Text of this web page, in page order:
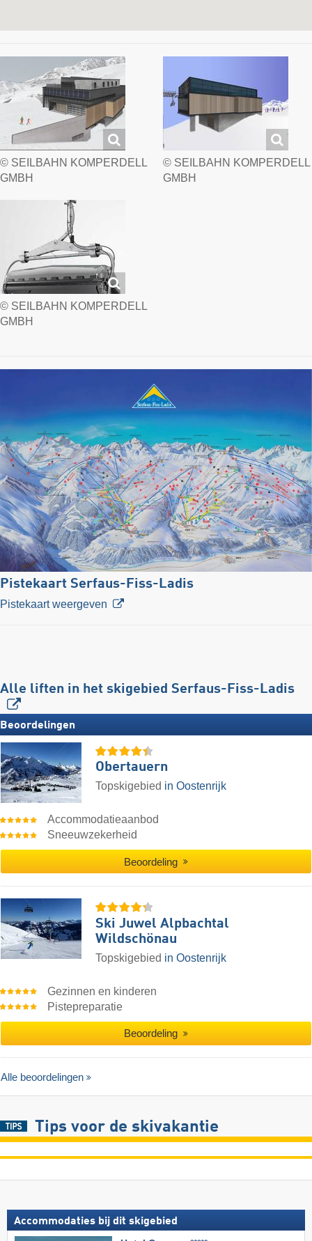
© SEILBAHN KOMPERDELL
GMBH
© SEILBAHN KOMPERDELL
GMBH
© SEILBAHN KOMPERDELL
GMBH
Pistekaart Serfaus-Fiss-Ladis
Pistekaart weergeven
Alle liften in het skigebied Serfaus-Fiss-Ladis
Beoordelingen
Obertauern
Topskigebied in Oostenrijk
Accommodatieaanbod
Sneeuwzekerheid
Beoordeling
Ski Juwel Alpbachtal
Wildschönau
Topskigebied in Oostenrijk
Gezinnen en kinderen
Pistepreparatie
Beoordeling
Alle beoordelingen
Tips voor de skivakantie
Accommodaties bij dit skigebied